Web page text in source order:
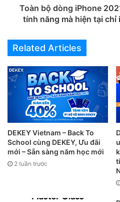
Hotline:
Liên hệ hợp
– PTKV Miền
– PTKV Miền Nam:
Trang mua
– Trang Shoppe: http://
– Trang Lazada: http://
Toàn bộ dòng iPhone
tính năng mà hiện tại chỉ
Related Articles
DEKEY Vietnam – Back To
School cùng DEKEY, Ưu đãi
mới – Sẵn sàng năm học mới
2 tuần trước